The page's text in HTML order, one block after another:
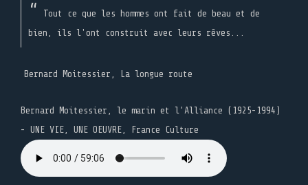
Tout ce que les hommes ont fait de beau et de
bien, ils l'ont construit avec leurs rêves...
Bernard Moitessier, La longue route
Bernard Moitessier, le marin et l’Alliance (1925-1994)
- UNE VIE, UNE OEUVRE, France Culture